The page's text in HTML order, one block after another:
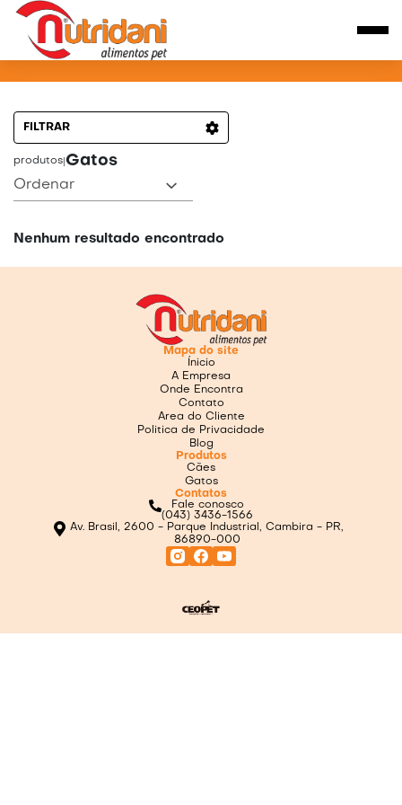
PRODUTOS PARA GATOS
FILTRAR
produtos Gatos
Ordenar
Nenhum resultado encontrado
Mapa do site
Ínicio
A Empresa
Onde Encontra
Contato
Area do Cliente
Politica de Privacidade
Blog
Produtos
Cães
Gatos
Contatos
Fale conosco
(043) 3436-1566
Av. Brasil, 2600 - Parque Industrial, Cambira - PR,
86890-000